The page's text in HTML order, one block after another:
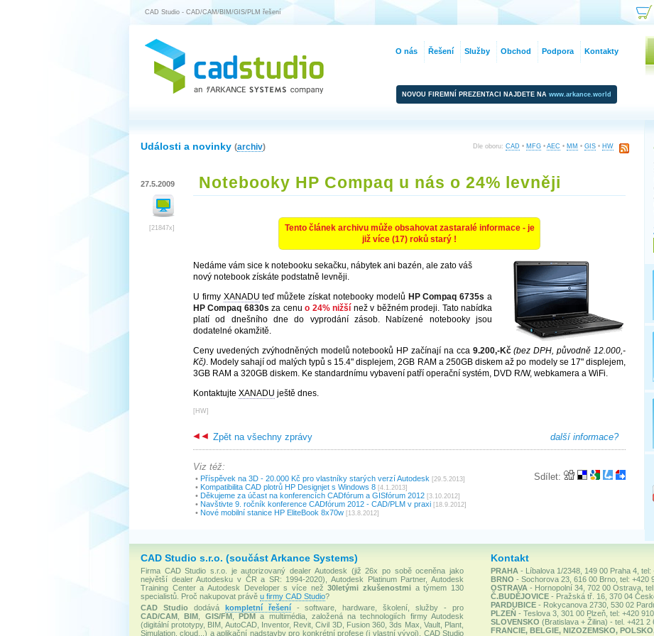
CAD Studio - CAD/CAM/BIM/GIS/PLM řešení
NOVOU FIREMNÍ PREZENTACI NAJDETE NA www.arkance.world
Dle oboru: CAD • MFG • AEC • MM • GIS • HW
Události a novinky (archiv)
27.5.2009
[21847x]
Notebooky HP Compaq u nás o 24% levněji
Tento článek archivu může obsahovat zastaralé informace - je
již více (17) roků starý !
Nedáme vám sice k notebooku sekačku, nábytek ani bazén, ale zato váš
nový notebook získáte podstatně levněji.
U firmy XANADU teď můžete získat notebooky modelů HP Compaq 6735s a
HP Compaq 6830s za cenuo 24% nižší než v běžném prodeji. Tato nabídka
platí od dnešního dne do vyprodání zásob. Nabízené notebooky jsou
dodatelné okamžitě.
Ceny uvedených zvýhodněných modelů notebooků HP začínají na cca 9.200,-Kč (bez DPH, původně 12.000,-
Kč). Modely sahají od malých typů s 15.4" displejem, 2GB RAM a 250GB diskem až po modely se 17" displejem,
3GB RAM a 320GB diskem. Ke standardnímu vybavení patří operační systém, DVD R/W, webkamera a WiFi.
Kontaktujte XANADU ještě dnes.
[ HW]
další informace?
Zpět na všechny zprávy
Sdílet:
Viz též:
• Příspěvek na 3D - 20.000 Kč pro vlastníky starých verzí Autodesk [29.5.2013]
• Kompatibilita CAD plotrů HP Designjet s Windows 8 [4.1.2013]
• Děkujeme za účast na konferencích CADfórum a GISfórum 2012 [3.10.2012]
• Navštivte 9. ročník konference CADfórum 2012 - CAD/PLM v praxi [18.9.2012]
• Nové mobilní stanice HP EliteBook 8x70w [13.8.2012]
CAD Studio s.r.o. (součást Arkance Systems)
Firma CAD Studio s.r.o. je autorizovaný dealer Autodesk (již 26x po sobě oceněna jako
největší dealer Autodesku v ČR a SR: 1994-2020), Autodesk Platinum Partner, Autodesk
Training Center a Autodesk Developer s více než30letými zkušenostmi a týmem 130
specialistů. Proč nakupovat právě u firmy CAD Studio?
CAD Studiododává kompletní řešení- software, hardware, školení, služby - pro
CAD/CAM ,BIM GIS/FM, PDMa multimédia, založená na technologiích firmy Autodesk
(digitální prototypy, BIM, AutoCAD, Inventor, Revit, Civil 3D, Fusion 360, 3ds Max, Vault, Plant,
Simulation, cloud...) a aplikační nadstavby pro konkrétní profese (i vlastní vývoj). CAD Studio
Kontakt
PRAHA - Líbalova 1/2348, 149 00 Praha 4, tel:
BRNO - Sochorova 23, 616 00 Brno, tel: +420
OSTRAVA - Hornopolní 34, 702 00 Ostrava,
Č.BUDĚJOVICE- Pražská tř. 16, 370 04
PARDUBICE- Rokycanova 2730, 530 02
PLZEŇ- Teslova 3, 301 00 Plzeň, tel: +420 910
SLOVENSKO (Bratislava + Žilina) - tel. +421 2
FRANCIE, BELGIE, NIZOZEMSKO,
O nás Řešení Služby Obchod Podpora Kontakty